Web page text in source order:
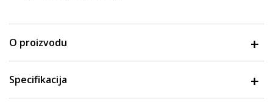
O proizvodu
Specifikacija